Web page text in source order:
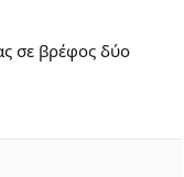
σε βρέφος δύο